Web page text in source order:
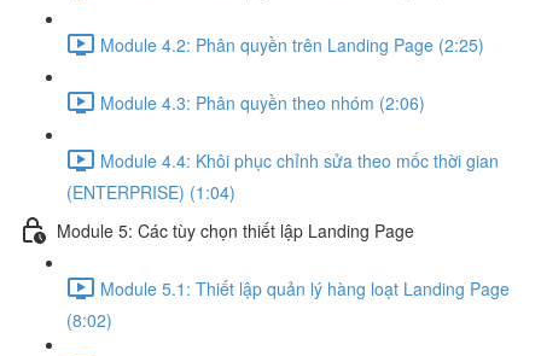
Module 4.2: Phân quyền trên Landing Page (2:25)
Module 4.3: Phân quyền theo nhóm (2:06)
Module 4.4: Khôi phục chỉnh sửa theo mốc thời gian
(ENTERPRISE) (1:04)
Module 5: Các tùy chọn thiết lập Landing Page
Module 5.1: Thiết lập quản lý hàng loạt Landing Page
(8:02)